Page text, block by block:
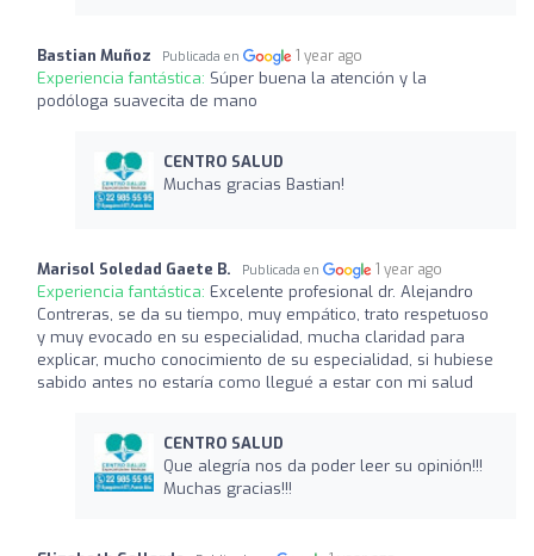
Bastian Muñoz Publicada en 1 year ago
Experiencia fantástica: Súper buena la atención y la
podóloga suavecita de mano
CENTRO SALUD
Muchas gracias Bastian!
Marisol Soledad Gaete B. Publicada en 1 year ago
Experiencia fantástica: Excelente profesional dr. Alejandro
Contreras, se da su tiempo, muy empático, trato respetuoso
y muy evocado en su especialidad, mucha claridad para
explicar, mucho conocimiento de su especialidad, si hubiese
sabido antes no estaría como llegué a estar con mi salud
CENTRO SALUD
Que alegría nos da poder leer su opinión!!!
Muchas gracias!!!